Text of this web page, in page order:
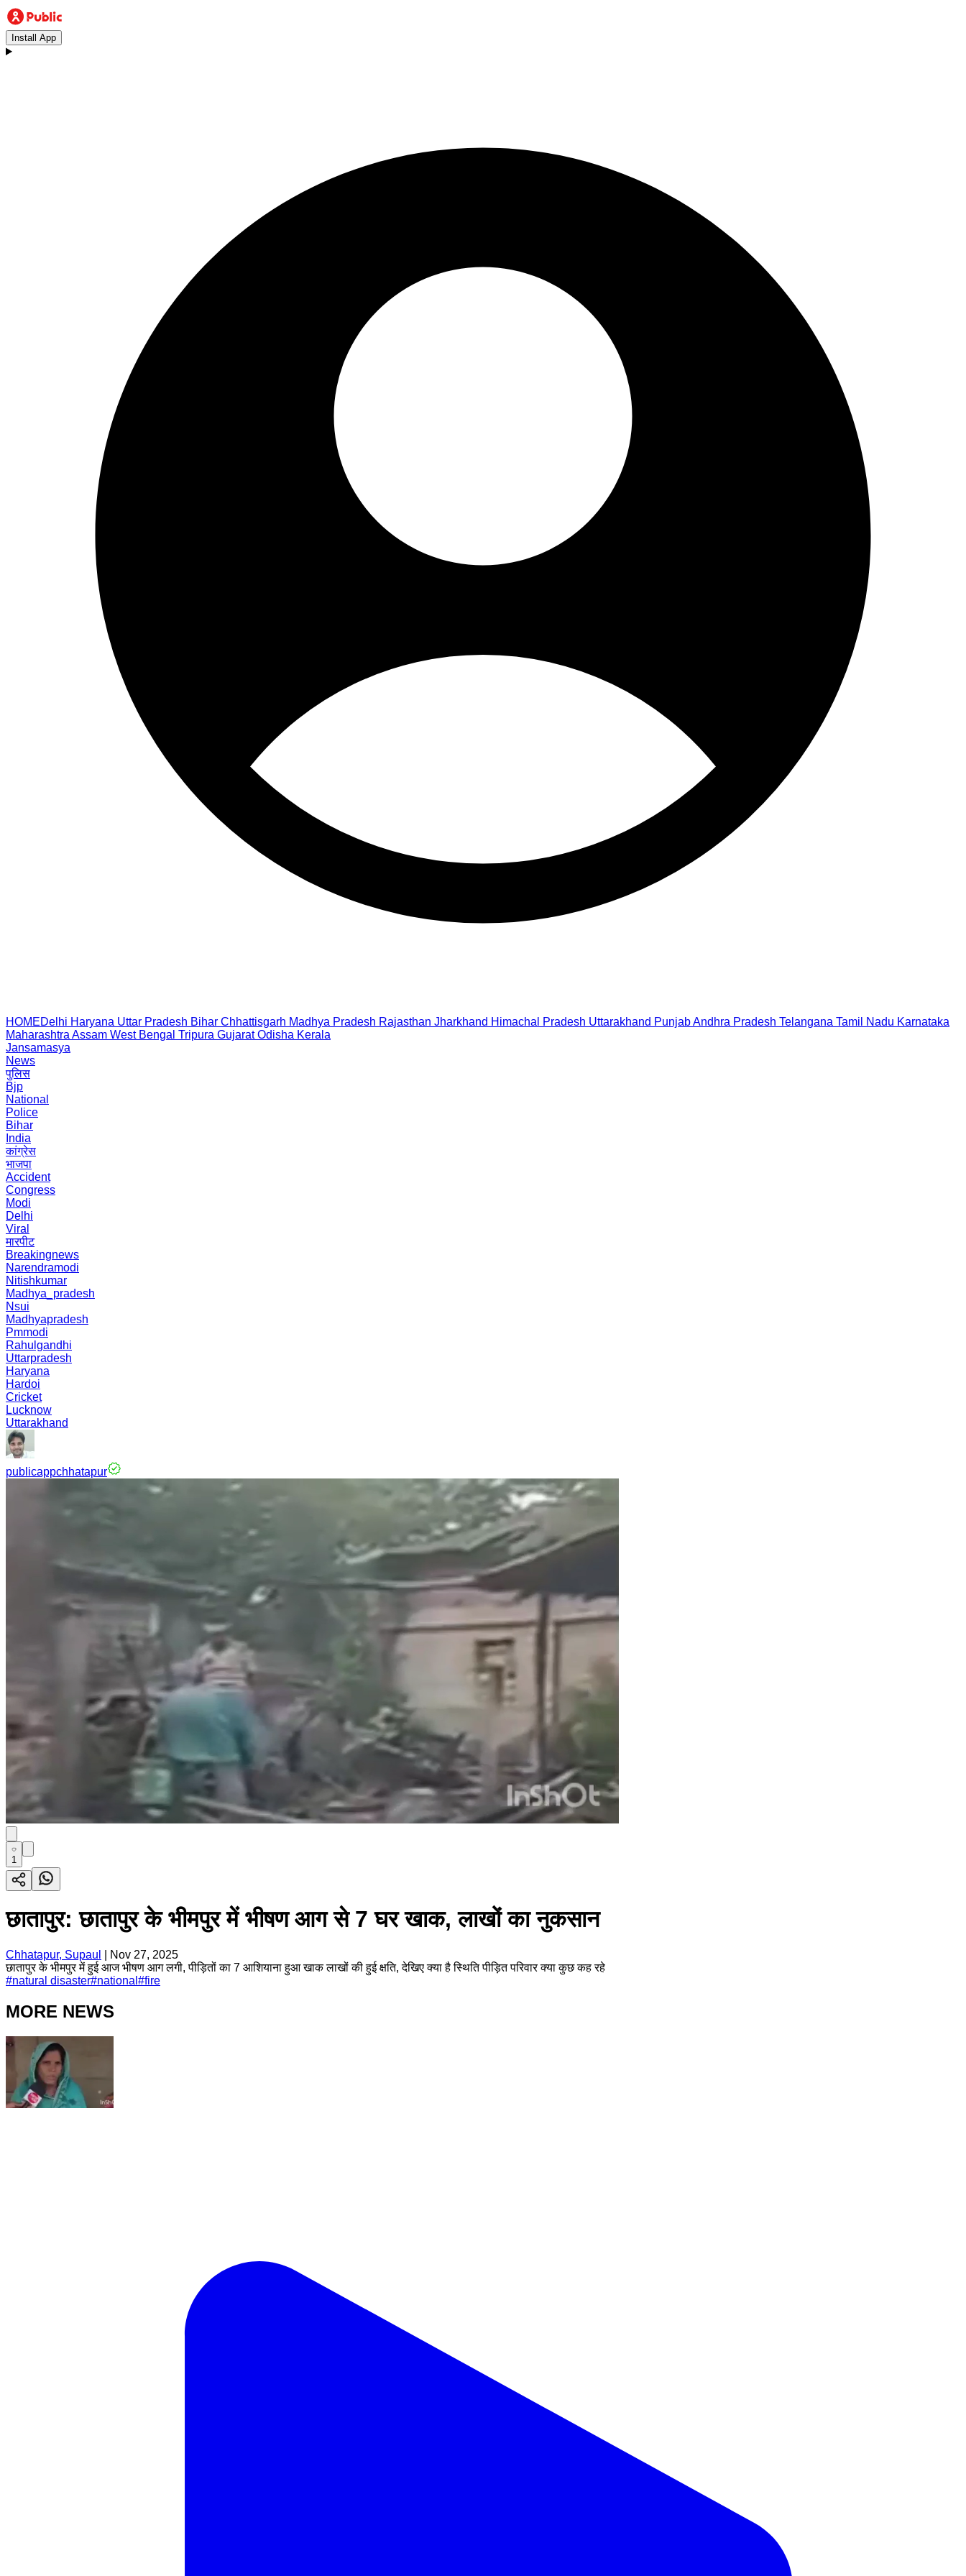
Install App
HOMEDelhi Haryana Uttar Pradesh Bihar Chhattisgarh Madhya Pradesh Rajasthan Jharkhand Himachal Pradesh Uttarakhand PunjabAndhra Pradesh Telangana Tamil Nadu Karnataka
Maharashtra Assam West Bengal Tripura Gujarat Odisha Kerala
Jansamasya
News
पुलिस
Bjp
National
Police
Bihar
India
कांग्रेस
भाजपा
Accident
Congress
Modi
Delhi
Viral
मारपीट
Breakingnews
Narendramodi
Nitishkumar
Madhya_pradesh
Nsui
Madhyapradesh
Pmmodi
Rahulgandhi
Uttarpradesh
Haryana
Hardoi
Cricket
Lucknow
Uttarakhand
publicappchhatapur
1
छातापुर: छातापुर के भीमपुर में भीषण आग से 7 घर खाक, लाखों का नुकसान
Chhatapur, Supaul
Nov 27, 2025
छातापुर के भीमपुर में हुई आज भीषण आग लगी, पीड़ितों का 7 आशियाना हुआ खाक लाखों की हुई क्षति, देखिए क्या है स्थिति पीड़ित परिवार क्या कुछ कह रहे
#natural disaster#national #fire
MORE NEWS